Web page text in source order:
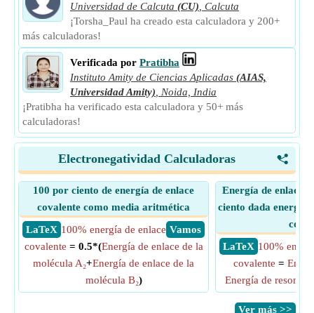
Universidad de Calcuta (CU) Calcuta
¡Torsha_Paul ha creado esta calculadora y 200+
más calculadoras!
Verificada por Pratibha
Instituto Amity de Ciencias Aplicadas (AIAS,
Universidad Amity)
Noida, India
¡Pratibha ha verificado esta calculadora y 50+ más
calculadoras!
<
Electronegatividad Calculadoras
100 por ciento de energía de enlace
covalente como media aritmética
​ LaTeX
​ Vamos
100% energía de enlace
covalente = 0.5*(Energía de enlace de la
molécula A₂+Energía de enlace de la
molécula B₂)
Energía de enlace
ciento dada energía
​ LaTeX 100%
covalente =
Energía de
​Ver más >>